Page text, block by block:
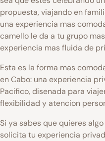
propuesta, viajando en
una experiencia mas
camello le da a tu grupo
experiencia mas fluida de
Esta es la forma mas
en Cabo: una experiencia
Pacifico, disenada para
flexibilidad y atencion
Si ya sabes que quieres
solicita tu experiencia